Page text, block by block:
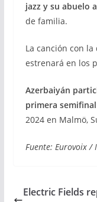
jazz y su abuelo
de familia.
La canción con
estrenará en los
Azerbaiyán
primera semifinal
2024 en Malmö,
Fuente: Eurovoix /
Electric Fields